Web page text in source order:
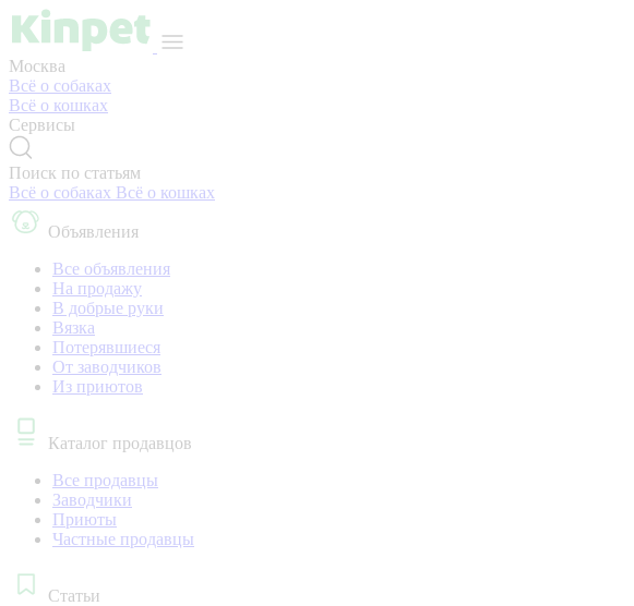
Москва
Всё о собаках
Всё о кошках
Сервисы
Поиск по статьям
Всё о собаках Всё о кошках
Объявления
Все объявления
На продажу
В добрые руки
Вязка
Потерявшиеся
От заводчиков
Из приютов
Каталог продавцов
Все продавцы
Заводчики
Приюты
Частные продавцы
Статьи